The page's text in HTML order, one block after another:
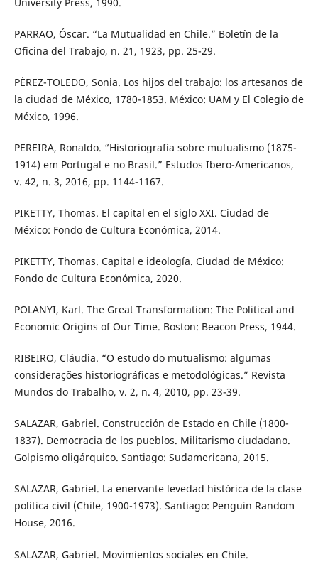
University Press, 1990.
PARRAO, Óscar. “La Mutualidad en Chile.” Boletín de la
Oficina del Trabajo, n. 21, 1923, pp. 25-29.
PÉREZ-TOLEDO, Sonia. Los hijos del trabajo: los artesanos de
la ciudad de México, 1780-1853. México: UAM y El Colegio de
México, 1996.
PEREIRA, Ronaldo. “Historiografía sobre mutualismo (1875-
1914) em Portugal e no Brasil.” Estudos Ibero-Americanos,
v. 42, n. 3, 2016, pp. 1144-1167.
PIKETTY, Thomas. El capital en el siglo XXI. Ciudad de
México: Fondo de Cultura Económica, 2014.
PIKETTY, Thomas. Capital e ideología. Ciudad de México:
Fondo de Cultura Económica, 2020.
POLANYI, Karl. The Great Transformation: The Political and
Economic Origins of Our Time. Boston: Beacon Press, 1944.
RIBEIRO, Cláudia. “O estudo do mutualismo: algumas
considerações historiográficas e metodológicas.” Revista
Mundos do Trabalho, v. 2, n. 4, 2010, pp. 23-39.
SALAZAR, Gabriel. Construcción de Estado en Chile (1800-
1837). Democracia de los pueblos. Militarismo ciudadano.
Golpismo oligárquico. Santiago: Sudamericana, 2015.
SALAZAR, Gabriel. La enervante levedad histórica de la clase
política civil (Chile, 1900-1973). Santiago: Penguin Random
House, 2016.
SALAZAR, Gabriel. Movimientos sociales en Chile.